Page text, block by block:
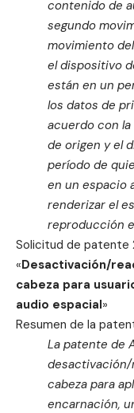
contenido de
segundo
movimiento
el dispositivo
están en un
los datos de
acuerdo con
de origen y el
período de
en un espacio
renderizar el
reproducción
Solicitud de patente
«Desactivación/
cabeza para
audio espacial»
Resumen de la
La patente de
desactivación/
cabeza para
encarnación,